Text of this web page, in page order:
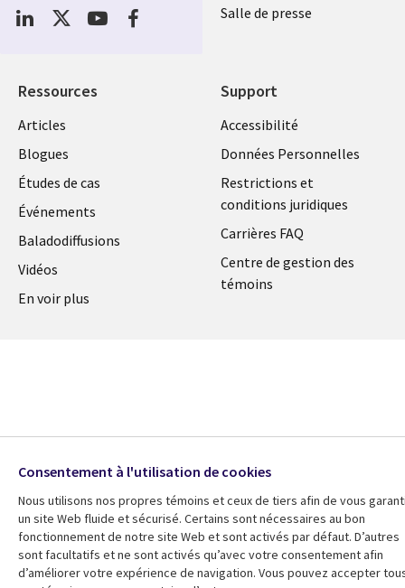
Salle de presse
Ressources
Articles
Blogues
Études de cas
Événements
Baladodiffusions
Vidéos
En voir plus
Support
Accessibilité
Données Personnelles
Restrictions et
conditions juridiques
Carrières FAQ
Centre de gestion des
témoins
Social
Media
Consentement à l'utilisation de cookies
Nous utilisons nos propres témoins et ceux de tiers afin de vous
un site Web fluide et sécurisé. Certains sont nécessaires au bon
fonctionnement de notre site Web et sont activés par défaut. D’autres
sont facultatifs et ne sont activés qu’avec votre consentement afin
d’améliorer votre expérience de navigation. Vous pouvez accepter